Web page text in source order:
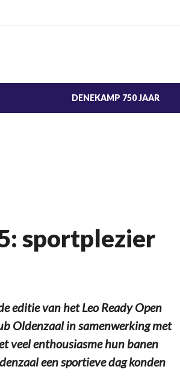
DENEKAMP 750 JAAR
sportplezier
editie van het Leo Ready Open
Oldenzaal in samenwerking met
veel enthousiasme hun banen
een sportieve dag konden